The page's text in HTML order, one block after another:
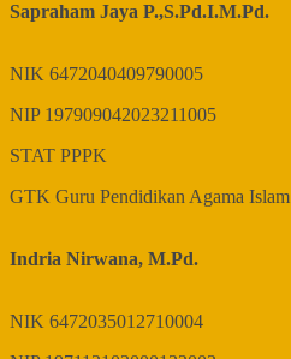
Sapraham Jaya P.,S.Pd.I.M.Pd.
NIK 6472040409790005
NIP 197909042023211005
STAT PPPK
GTK Guru Pendidikan Agama Islam
Indria Nirwana, M.Pd.
NIK 6472035012710004